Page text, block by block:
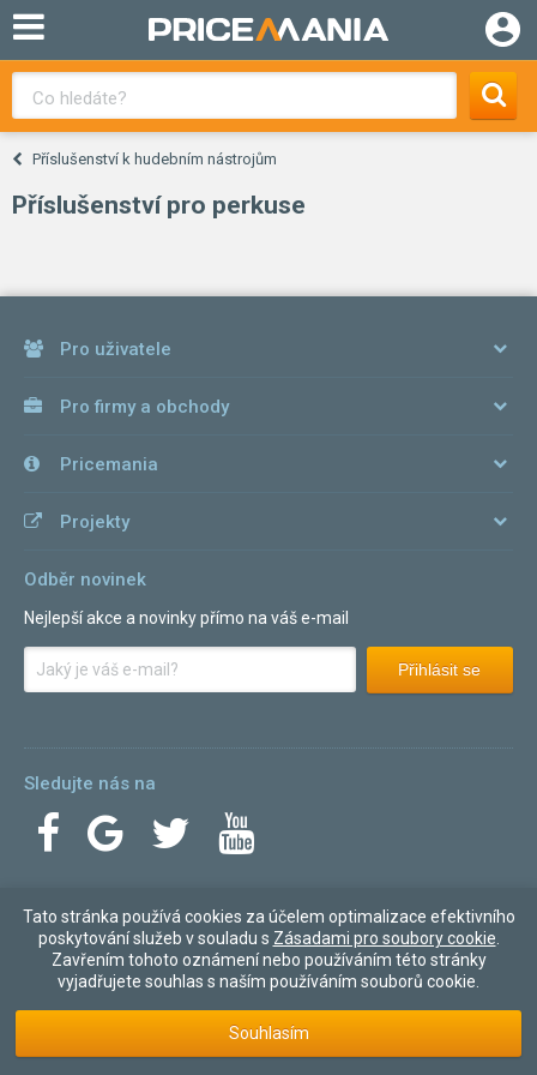
Příslušenství k hudebním nástrojům
Příslušenství pro perkuse
Pro uživatele
Pro firmy a obchody
Pricemania
Projekty
Odběr novinek
Nejlepší akce a novinky přímo na váš e-mail
Přihlásit se
Sledujte nás na
© 2007 - 2026 Pricemania s.r.o. - všechna práva vyhrazena
v2.1.133,Uptime Status,Webový dizajn: PeckaDesign
Tato stránka používá cookies za účelem optimalizace efektivního
poskytování služeb v souladu s Zásadami pro soubory cookie
Zavřením tohoto oznámení nebo používáním této stránky
vyjadřujete souhlas s naším používáním souborů cookie.
Souhlasím